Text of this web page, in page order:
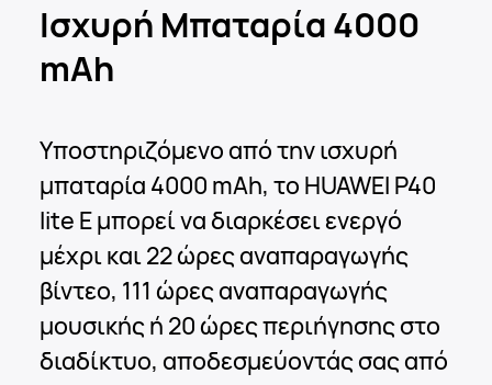
Ισχυρή Μπαταρία4000
mAh
Υποστηριζόμενο από την ισχυρή
μπαταρία 4000 mAh, το HUAWEI P40
lite E μπορεί να διαρκέσει ενεργό
μέχρι και 22 ώρες αναπαραγωγής
βίντεο, 111 ώρες αναπαραγωγής
μουσικής ή 20 ώρες περιήγησης στο
διαδίκτυο, αποδεσμεύοντάς σας από